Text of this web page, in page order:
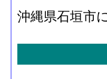
沖縄県石垣市